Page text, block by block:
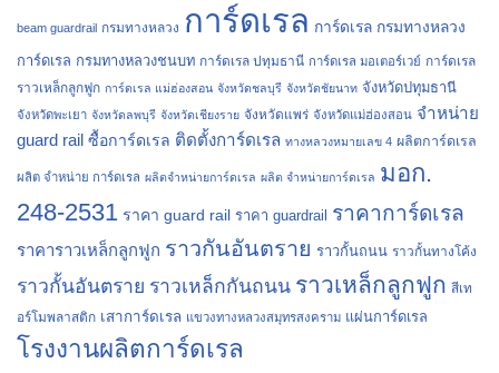
beam guardrail กรมทางหลวง การ์ดเรล การ์ดเรล กรมทางหลวง
การ์ดเรล กรมทางหลวงชนบท การ์ดเรล ปทุมธานี การ์ดเรล มอเตอร์เวย์ การ์ดเรล
ราวเหล็กลูกฟูก การ์ดเรล แม่ฮ่องสอน จังหวัดชลบุรี จังหวัดชัยนาท จังหวัดปทุมธานี
จังหวัดพะเยา จังหวัดลพบุรี จังหวัดเชียงราย จังหวัดแพร่ จังหวัดแม่ฮ่องสอน จำหน่าย
guard rail ซื้อการ์ดเรล ติดตั้งการ์ดเรล ทางหลวงหมายเลข 4 ผลิตการ์ดเรล
ผลิต จำหน่าย การ์ดเรล ผลิตจำหน่ายการ์ดเรล ผลิต จำหน่ายการ์ดเรล มอก.
248-2531 ราคา guard rail ราคา guardrail ราคาการ์ดเรล
ราคาราวเหล็กลูกฟูก ราวกันอันตราย ราวกั้นถนน ราวกั้นทางโค้ง
ราวกั้นอันตราย ราวเหล็กกันถนน ราวเหล็กลูกฟูก สีเท
อร์โมพลาสติก เสาการ์ดเรล แขวงทางหลวงสมุทรสงคราม แผ่นการ์ดเรล
โรงงานผลิตการ์ดเรล